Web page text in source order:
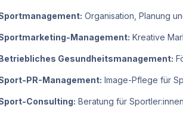
Organisation, Planung
Management: Kreative
Gesundheitsmanagement:
PR-Management: Image-Pflege für
Consulting: Beratung für